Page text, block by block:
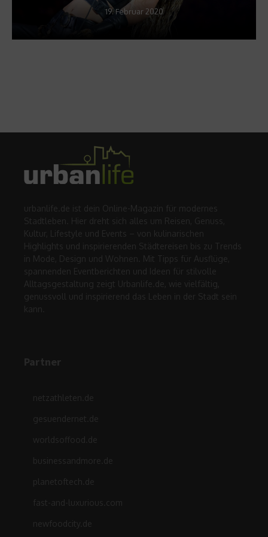
19. Februar 2020
urbanlife.de ist dein Online-Magazin für modernes
Stadtleben. Hier dreht sich alles um Reisen, Genuss,
Kultur, Lifestyle und Events – von kulinarischen
Highlights und inspirierenden Städtereisen bis zu Trends
in Mode, Design und Wohnen. Mit Tipps für Ausflüge,
spannenden Eventberichten und Ideen für stilvolle
Alltagsgestaltung zeigt Urbanlife.de, wie vielfältig,
genussvoll und inspirierend das Leben in der Stadt sein
kann.
Partner
netzathleten.de
gesuendernet.de
worldsoffood.de
businessandmore.de
planetoftech.de
fast-and-luxurious.com
newfoodcity.de